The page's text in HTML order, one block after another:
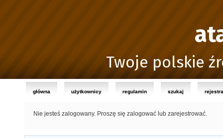
Twoje polskie
główna użytkownicy regulamin szukaj
Nie jesteś zalogowany. Proszę się zalogować lub zarejestrować.